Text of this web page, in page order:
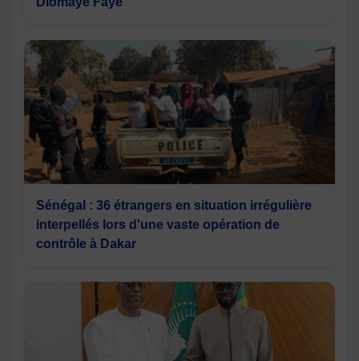
Sénégal : 36 étrangers en situation irrégulière
interpellés lors d'une vaste opération de
contrôle à Dakar